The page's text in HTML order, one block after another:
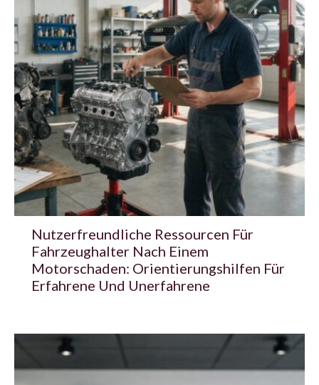
Nutzerfreundliche Ressourcen Für
Fahrzeughalter Nach Einem
Motorschaden: Orientierungshilfen Für
Erfahrene Und Unerfahrene